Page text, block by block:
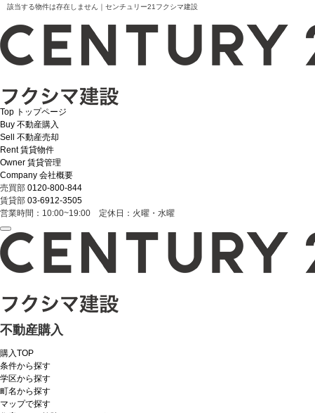
該当する物件は存在しません｜センチュリー21フクシマ建設
Top トップページ
Buy 不動産購入
Sell
不動産売却
Rent 賃貸物件
Owner 賃貸管理
Company 会社概要
売買部 0120-800-844
賃貸部 03-6912-3505
営業時間：10:00~19:00 定休日：火曜・水曜
不動産購入
購入TOP
条件から探す
学区から探す
町名から探す
マップで探す